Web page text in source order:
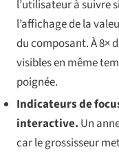
l’utilisateur à suivre
l’affichage de la
du composant. À 8×
visibles en même
poignée.
Indicateurs de
interactive. Un
car le grossisseur